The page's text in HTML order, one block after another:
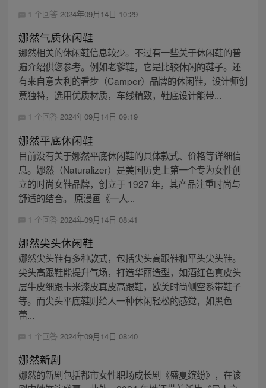
1 个回答 2024年09月14日 10:29
娜然气质休闲鞋
娜然相关的休闲鞋信息较少。不过有一些关于休闲鞋的普
遍介绍供您参考。例如老爹鞋，它是比较休闲的鞋子。还
有来自意大利的看步（Camper）品牌的休闲鞋，设计师创
意独特，选用优质材质，车线精致，鞋底设计能带...
1 个回答 2024年09月14日 09:19
娜然平底休闲鞋
目前没有关于娜然平底休闲鞋的具体款式、价格等详细信
息。娜然（Naturalizer）是美国历史上第一个专为女性创
立的时尚女鞋品牌，创立于 1927 年，其产品注重时尚与
舒适的结合。 原漫画《一人...
1 个回答 2024年09月14日 08:41
娜然尖头休闲鞋
娜然尖头鞋有多种款式，包括尖头高跟鞋和平头尖头鞋。
尖头高跟鞋能提升气场，打造华丽造型，如酒红色真皮头
层牛皮细跟卡米漆皮真皮高跟鞋，欧美时尚侧空系带鞋子
等。而尖头平底鞋则给人一种休闲轻松的感觉，如黑色
蕾...
1 个回答 2024年09月14日 08:40
娜然新剧
娜然的新剧包括都市女性职场成长剧《盛夏缤纷》，在该